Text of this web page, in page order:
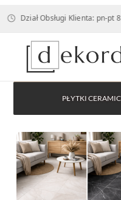
Dział Obsługi Klienta: pn-pt
PŁYTKI